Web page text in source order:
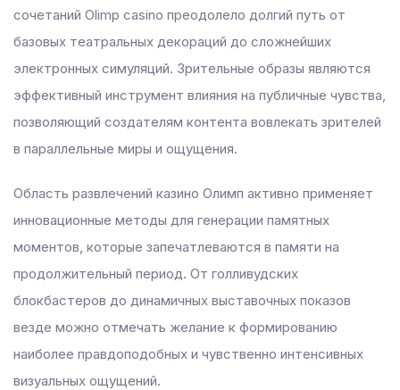
сочетаний Olimp casino преодолело долгий путь от
базовых театральных декораций до сложнейших
электронных симуляций. Зрительные образы являются
эффективный инструмент влияния на публичные чувства,
позволяющий создателям контента вовлекать зрителей
в параллельные миры и ощущения.
Область развлечений казино Олимп активно применяет
инновационные методы для генерации памятных
моментов, которые запечатлеваются в памяти на
продолжительный период. От голливудских
блокбастеров до динамичных выставочных показов
везде можно отмечать желание к формированию
наиболее правдоподобных и чувственно интенсивных
визуальных ощущений.